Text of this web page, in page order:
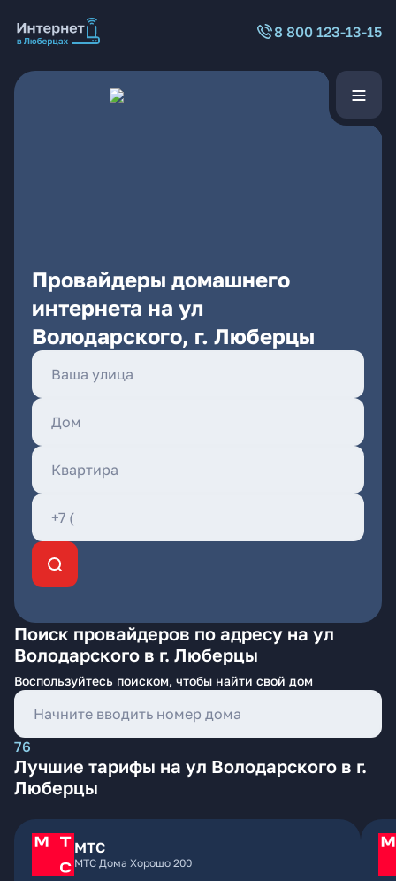
8 800 123-13-15
Провайдеры домашнего
интернета на ул
Володарского, г. Люберцы
Поиск провайдеров по адресу на ул
Володарского в г. Люберцы
Воспользуйтесь поиском, чтобы найти свой дом
76
Лучшие тарифы на ул Володарского в г.
Люберцы
МТС
МТС Дома Хорошо 200